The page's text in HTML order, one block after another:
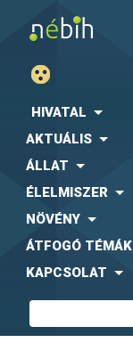
HIVATAL
AKTUÁLIS
ÁLLAT
ÉLELMISZER
NÖVÉNY
ÁTFOGÓ TÉMÁK
KAPCSOLAT